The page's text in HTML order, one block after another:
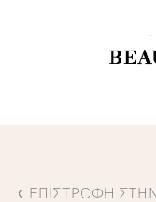
ΕΠΙΣΤΡΟΦΗ